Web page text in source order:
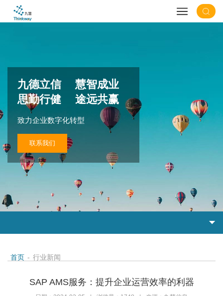
九德立信 慧智成业
思勤行健 途远共赢
致力企业数字化转型
联系我们
首页 - 行业新闻
SAP AMS服务：提升企业运营效率的利器